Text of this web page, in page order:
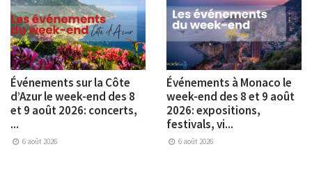
Événements sur la Côte
d’Azur le week-end des 8
et 9 août 2026: concerts,
...
6 août 2026
Événements à Monaco le
week-end des 8 et 9 août
2026: expositions,
festivals, vi...
6 août 2026